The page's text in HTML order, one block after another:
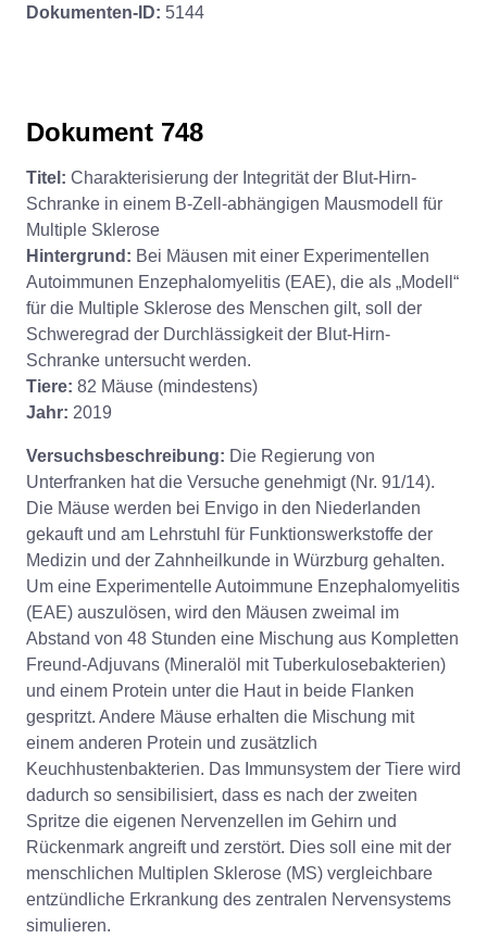
Dokumenten-ID: 5144
Dokument 748
Titel: Charakterisierung der Integrität der Blut-Hirn-
Schranke in einem B-Zell-abhängigen Mausmodell für
Multiple Sklerose
Hintergrund: Bei Mäusen mit einer Experimentellen
Autoimmunen Enzephalomyelitis (EAE), die als „Modell“
für die Multiple Sklerose des Menschen gilt, soll der
Schweregrad der Durchlässigkeit der Blut-Hirn-
Schranke untersucht werden.
Tiere: 82 Mäuse (mindestens)
Jahr: 2019
Versuchsbeschreibung: Die Regierung von
Unterfranken hat die Versuche genehmigt (Nr. 91/14).
Die Mäuse werden bei Envigo in den Niederlanden
gekauft und am Lehrstuhl für Funktionswerkstoffe der
Medizin und der Zahnheilkunde in Würzburg gehalten.
Um eine Experimentelle Autoimmune Enzephalomyelitis
(EAE) auszulösen, wird den Mäusen zweimal im
Abstand von 48 Stunden eine Mischung aus Kompletten
Freund-Adjuvans (Mineralöl mit Tuberkulosebakterien)
und einem Protein unter die Haut in beide Flanken
gespritzt. Andere Mäuse erhalten die Mischung mit
einem anderen Protein und zusätzlich
Keuchhustenbakterien. Das Immunsystem der Tiere wird
dadurch so sensibilisiert, dass es nach der zweiten
Spritze die eigenen Nervenzellen im Gehirn und
Rückenmark angreift und zerstört. Dies soll eine mit der
menschlichen Multiplen Sklerose (MS) vergleichbare
entzündliche Erkrankung des zentralen Nervensystems
simulieren.